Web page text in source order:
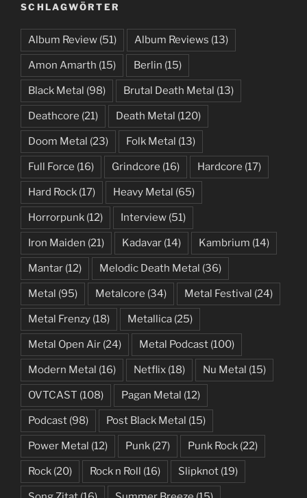
SCHLAGWÖRTER
Album Review (51) Album Reviews (13)
Amon Amarth (15) Berlin (15)
Black Metal (98) Brutal Death Metal (13)
Deathcore (21) Death Metal (120)
Doom Metal (23) Folk Metal (13)
Full Force (16) Grindcore (16) Hardcore (17)
Hard Rock (17) Heavy Metal (65)
Horrorpunk (12) Interview (51)
Iron Maiden (21) Kadavar (14) Kambrium (14)
Mantar (12) Melodic Death Metal (36)
Metal (95) Metalcore (34) Metal Festival (24)
Metal Frenzy (18) Metallica (25)
Metal Open Air (24) Metal Podcast (100)
Modern Metal (16) Netflix (18) Nu Metal (15)
OVTCAST (108) Pagan Metal (12)
Podcast (98) Post Black Metal (15)
Power Metal (12) Punk (27) Punk Rock (22)
Rock (20) Rock n Roll (16) Slipknot (19)